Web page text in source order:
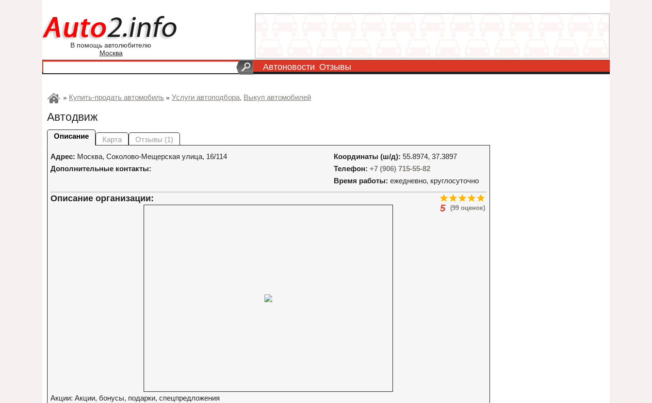
В помощь автолюбителю
Москва
Автоновости Отзывы
» Купить-продать автомобиль » Услуги автоподбора, Выкуп автомобилей
Автодвиж
Описание Карта Отзывы (1)
Адрес: Москва, Соколово-Мещерская улица, 16/114
Дополнительные контакты:
Координаты (ш/д): 55.8974, 37.3897
Телефон: +7 (906) 715-55-82
Время работы: ежедневно, круглосуточно
(99 оценок)
5
Описание организации:
Акции: Акции, бонусы, подарки, спецпредложения